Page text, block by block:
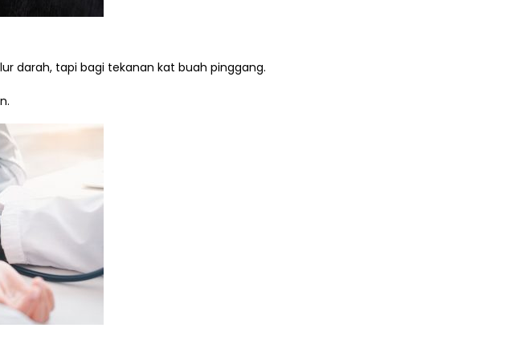
darah, tapi bagi tekanan kat buah pinggang.